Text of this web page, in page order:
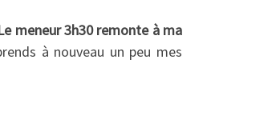
meneur 3h30 remonte à ma
à nouveau un peu mes